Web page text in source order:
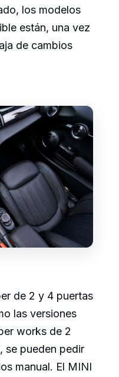
los modelos
están, una vez
de cambios
de 2 y 4 puertas
las versiones
works de 2
se pueden pedir
manual. El MINI